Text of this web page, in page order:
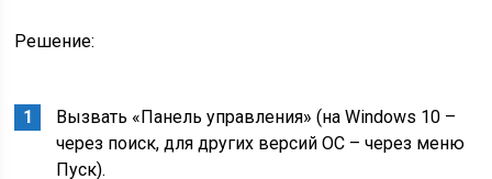
Решение:
Вызвать «Панель управления» (наWindows 10 –
через поиск, для других версий ОС – через меню
Пуск).